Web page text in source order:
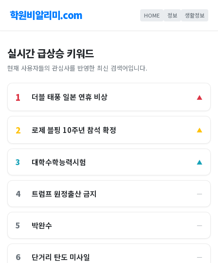
학원비알리미.com HOME 정보 생활정보
실시간 급상승 키워드
현재 사용자들의 관심사를 반영한 최신 검색어입니다.
1 더블 태풍 일본 연휴 비상 ▲
2 로제 블핑 10주년 참석 확정 ▲
3 대학수학능력시험 ▲
4 트럼프 원정출산 금지 ―
5 박완수 ―
6 단거리 탄도 미사일 ―